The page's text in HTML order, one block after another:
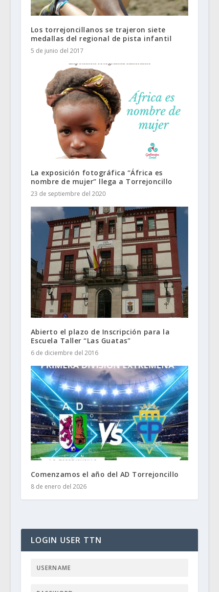
Los torrejoncillanos se trajeron siete
medallas del regional de pista infantil
5 de junio del 2017
La exposición fotográfica “África es
nombre de mujer” llega a Torrejoncillo
23 de septiembre del 2020
Abierto el plazo de Inscripción para la
Escuela Taller “Las Guatas”
6 de diciembre del 2016
Comenzamos el año del AD Torrejoncillo
8 de enero del 2026
LOGIN USER TTN